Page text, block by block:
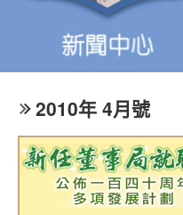
2010年 4月號